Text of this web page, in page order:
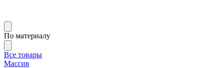
По материалу
Все товары
Массив